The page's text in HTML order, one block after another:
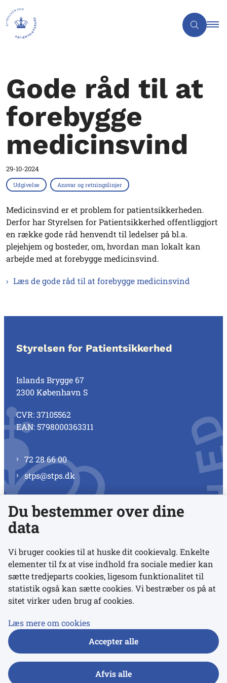
Gode råd til at
forebygge
medicinsvind
29-10-2024
Udgivelse Ansvar og retningslinjer
Medicinsvind er et problem for patientsikkerheden.
Derfor har Styrelsen for Patientsikkerhed offentliggjort
en række gode råd henvendt til ledelser på bl.a.
plejehjem og bosteder, om, hvordan man lokalt kan
arbejde med at forebygge medicinsvind.
Læs de gode råd til at forebygge medicinsvind
Styrelsen for Patientsikkerhed
Islands Brygge 67
2300 København S
CVR: 37105562
EAN: 5798000363311
72 28 66 00
stps@stps.dk
Se alle kontaktnumre
Links
Udgivelser
Du bestemmer over dine
data
Vi bruger cookies til at huske dit cookievalg. Enkelte
elementer til fx at vise indhold fra sociale medier kan
sætte tredjeparts cookies, ligesom funktionalitet til
statistik også kan sætte cookies. Vi bestræber os på at
sitet virker uden brug af cookies.
Læs mere om cookies
Accepter alle
Afvis alle